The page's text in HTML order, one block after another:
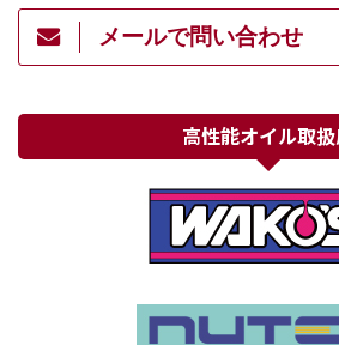
メールで問い合わせ
高性能オイル取